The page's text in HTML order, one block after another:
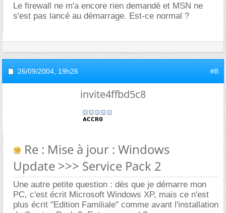
Le firewall ne m'a encore rien demandé et MSN ne
s'est pas lancé au démarrage. Est-ce normal ?
26/09/2004, 19h26 #8
invite4ffbd5c8
Re : Mise à jour : Windows
Update >>> Service Pack 2
Une autre petite question : dès que je démarre mon
PC, c'est écrit Microsoft Windows XP, mais ce n'est
plus écrit "Edition Familiale" comme avant l'installation